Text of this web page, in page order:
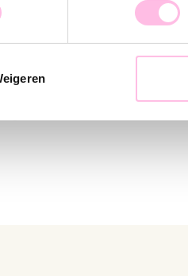
Daisy flower necklace -
€27.95